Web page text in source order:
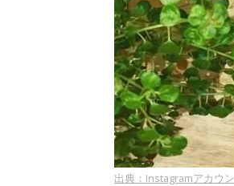
出典：Instagramアカウ